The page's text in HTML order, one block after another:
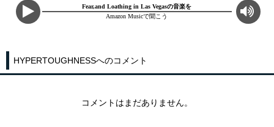
Fear,and Loathing in Las Vegasの音楽を
Amazon Musicで聞こう
HYPERTOUGHNESSへのコメント
コメントはまだありません。